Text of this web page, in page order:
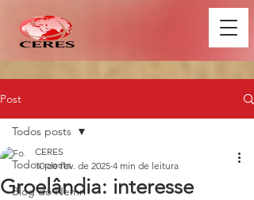
Post
Todos posts
Blog do Nemri
Todos posts
Groelândia: interesse
CERES
10 de fev. de 2025 4 min de leitura